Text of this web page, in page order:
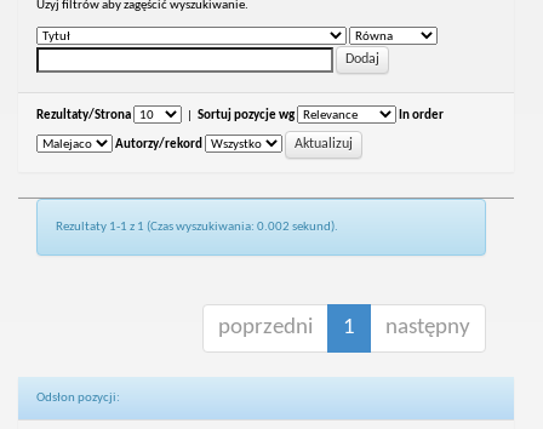
Uzyj filtrów aby zagęścić wyszukiwanie.
Rezultaty/Strona Sortuj pozycje wg In order
Autorzy/rekord
Rezultaty 1-1 z 1 (Czas wyszukiwania: 0.002 sekund).
poprzedni 1 następny
Odsłon pozycji: